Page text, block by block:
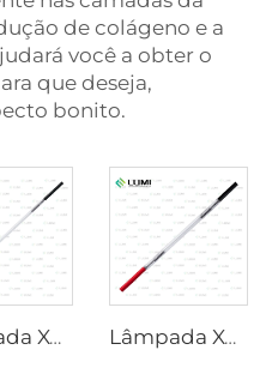
de colágeno e a
você a obter o
que deseja,
bonito.
Lâmpada Xenônio Laser L2851-5×105×175 mm Lâmpada Xenônio Laser L2021-7×65×130 mm